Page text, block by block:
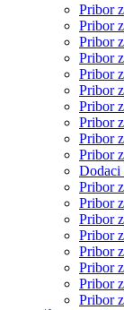
Pribor
Pribor
Pribor
Pribor
Pribor
Pribor
Pribor
Pribor
Pribor
Pribor
Dodaci
Pribor
Pribor
Pribor
Pribor
Pribor
Pribor
Pribor
Pribor